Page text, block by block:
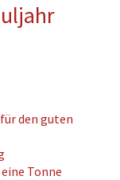
den guten
Tonne